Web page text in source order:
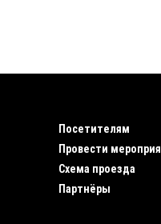
Посетителям
Провести
Схема проезда
Партнёры